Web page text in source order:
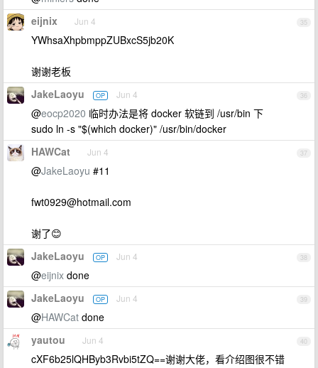
35
eijnix Jun 4
YWhsaXhpbmppZUBxcS5jb20K
谢谢老板
36
JakeLaoyu OP Jun 4
@eocp2020 临时办法是将 docker 软链到 /usr/bin 下
sudo ln -s "$(which docker)" /usr/bin/docker
37
HAWCat Jun 4
@JakeLaoyu #11
fwt0929@hotmail.com
谢了😊
38
JakeLaoyu OP Jun 4
@eijnix done
39
JakeLaoyu OP Jun 4
@HAWCat done
40
yautou Jun 4
cXF6b25lQHByb3Rvbi5tZQ==谢谢大佬，看介绍图很不错